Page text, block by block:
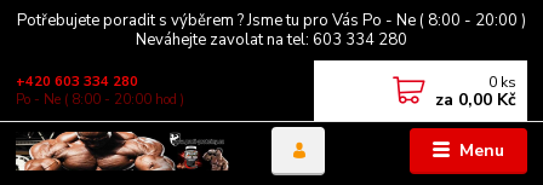
Potřebujete poradit s výběrem ? Jsme tu pro Vás Po - Ne ( 8:00 - 20:00 )
Neváhejte zavolat na tel: 603 334 280
Menu
+420 603 334 280
Po - Ne ( 8:00 - 20:00 hod )
0 ks
za 0,00 Kč